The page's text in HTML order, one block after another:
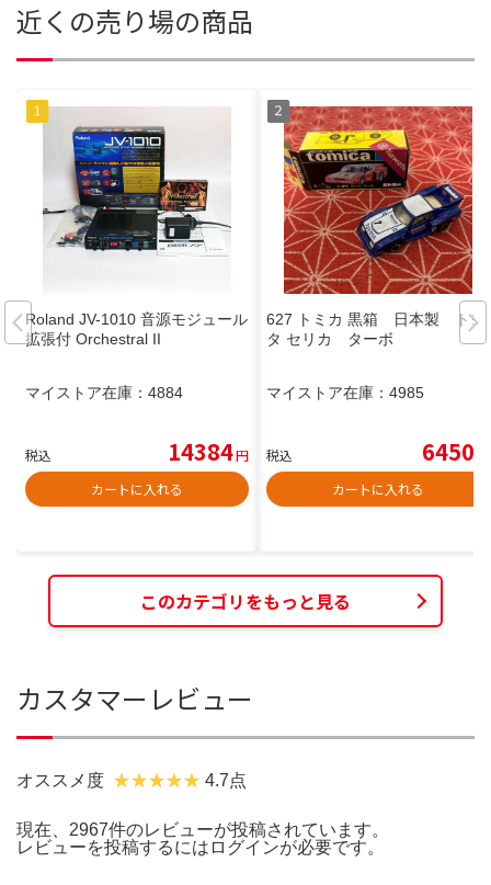
近くの売り場の商品
Roland JV-1010 音源モジュール
拡張付 Orchestral II
マイストア在庫： 4884
税込 14384円
カートに入れる
627 トミカ 黒箱 日本製 トヨ
タ セリカ ターボ
マイストア在庫： 4985
税込 6450
カートに入れる
このカテゴリをもっと見る
カスタマーレビュー
オススメ度 4.7点
現在、2967件のレビューが投稿されています。
レビューを投稿するには ログインが必要です。